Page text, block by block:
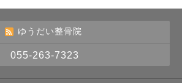
ゆうだい整骨院
055-263-7323
今すぐはじめる